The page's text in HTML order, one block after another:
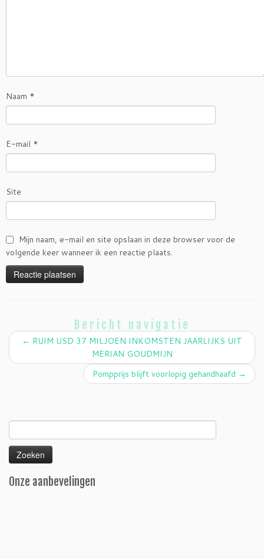
Naam *
E-mail *
Site
Mijn naam, e-mail en site opslaan in deze browser voor de
volgende keer wanneer ik een reactie plaats.
Bericht navigatie
← RUIM USD 37 MILJOEN INKOMSTEN JAARLIJKS UIT
MERIAN GOUDMIJN
Pompprijs blijft voorlopig gehandhaafd →
naar:
Onze aanbevelingen